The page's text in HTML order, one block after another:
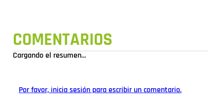
COMENTARIOS
Cargando el resumen…
Por favor, inicia sesión para escribir un comentario.